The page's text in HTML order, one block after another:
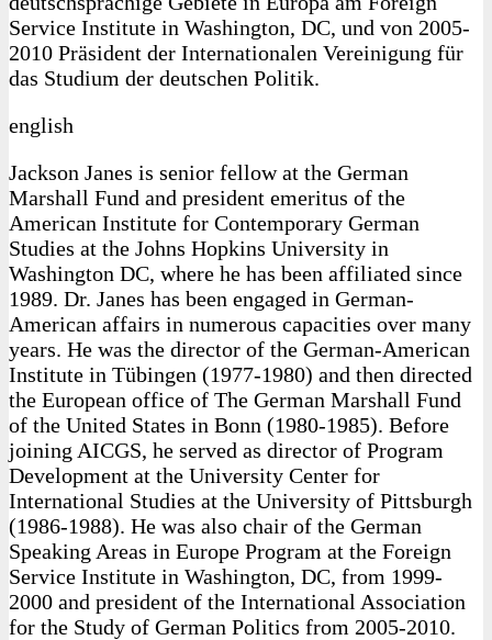
Service Institute in Washington, DC, und von 2005-
2010 Präsident der Internationalen Vereinigung für
das Studium der deutschen Politik.
english
Jackson Janes is senior fellow at the German
Marshall Fund and president emeritus of the
American Institute for Contemporary German
Studies at the Johns Hopkins University in
Washington DC, where he has been affiliated since
1989. Dr. Janes has been engaged in German-
American affairs in numerous capacities over many
years. He was the director of the German-American
Institute in Tübingen (1977-1980) and then directed
the European office of The German Marshall Fund
of the United States in Bonn (1980-1985). Before
joining AICGS, he served as director of Program
Development at the University Center for
International Studies at the University of Pittsburgh
(1986-1988). He was also chair of the German
Speaking Areas in Europe Program at the Foreign
Service Institute in Washington, DC, from 1999-
2000 and president of the International Association
for the Study of German Politics from 2005-2010.